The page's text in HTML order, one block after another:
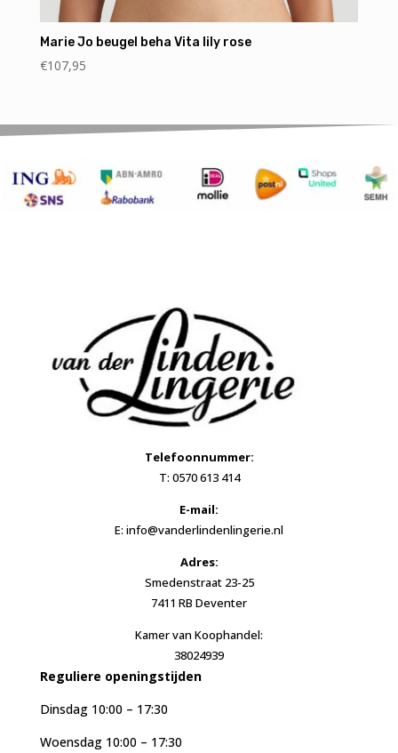
Marie Jo beugel beha Vita lily rose
€107,95
Telefoonnummer:
T: 0570 613 414
E-mail:
E: info@vanderlindenlingerie.nl
Adres:
Smedenstraat 23-25
7411 RB Deventer
Kamer van Koophandel:
38024939
Reguliere openingstijden
Dinsdag 10:00 – 17:30
Woensdag 10:00 – 17:30